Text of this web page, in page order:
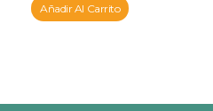
Añadir Al Carrito